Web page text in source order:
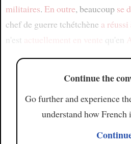
militaires. En outre, beaucoup se
chef de guerre tchétchène a réussi
n'est
actuellement en vente qu'en
Continue the
Go further and experience
understand how French